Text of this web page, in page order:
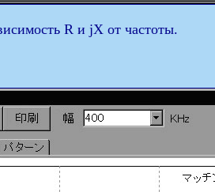
R и jX от частоты.